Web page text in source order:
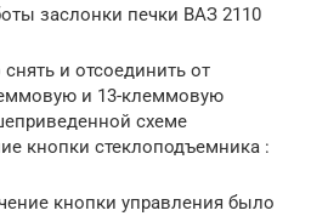
заслонки печки ВАЗ 2110
и отсоединить от
и 13-клеммовую
схеме
кнопки стеклоподъемника :
кнопки управления было